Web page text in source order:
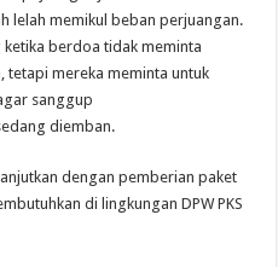
lelah memikul beban perjuangan.
berdoa tidak meminta
tetapi mereka meminta untuk
sanggup
diemban.
dengan pemberian paket
di lingkungan DPW PKS